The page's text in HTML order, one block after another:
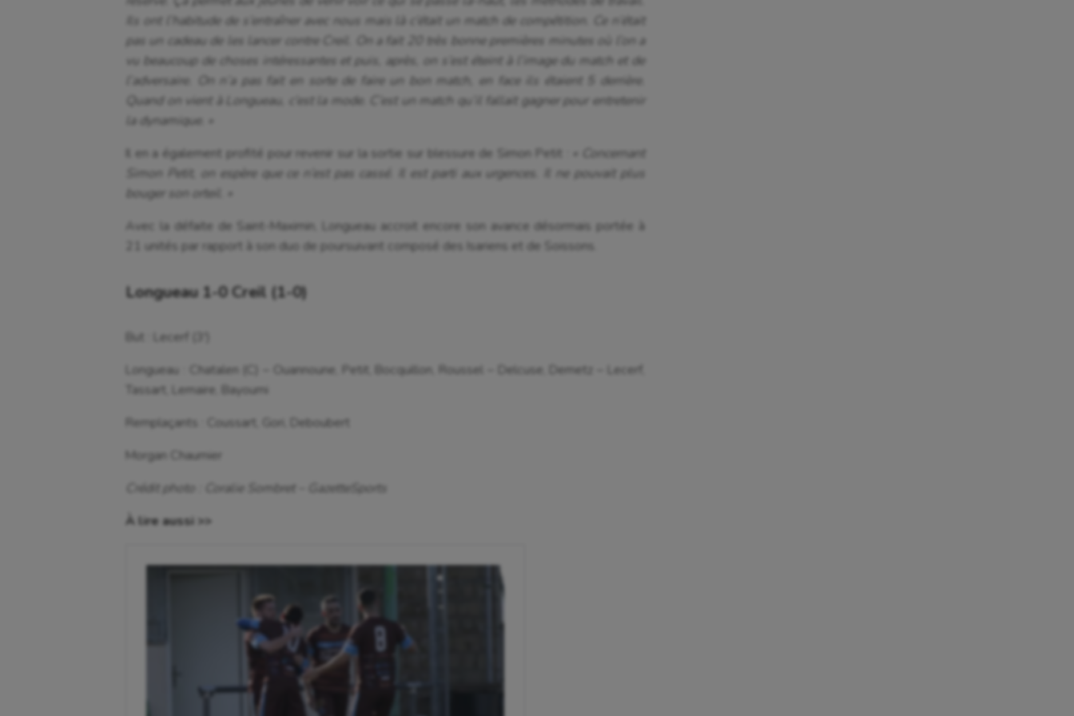
Ils ont l’habitude de s’entraîner avec nous mais là c’était un match de compétition. Ce n’était
pas un cadeau de les lancer contre Creil. On a fait 20 très bonne premières minutes où l’on a
vu beaucoup de choses intéressantes et puis, après, on s’est éteint à l’image du match et de
l’adversaire. On n’a pas fait en sorte de faire un bon match, en face ils étaient 5 derrière.
Quand on vient à Longueau, c’est la mode. C’est un match qu’il fallait gagner pour entretenir
la dynamique. »
Il en a également profité pour revenir sur la sortie sur blessure de Simon Petit :
« Concernant
Simon Petit, on espère que ce n’est pas cassé. Il est parti aux urgences. Il ne pouvait plus
bouger son orteil. »
Avec la défaite de Saint-Maximin, Longueau accroit encore son avance désormais portée à
21 unités par rapport à son duo de poursuivant composé des Isariens et de Soissons.
Longueau 1-0 Creil (1-0)
But : Lecerf (3′)
Longueau : Chatalen (C) – Ouannoune, Petit, Bocquillon, Roussel – Delcuse, Demetz – Lecerf,
Tassart, Lemaire, Bayoumi
Remplaçants : Coussart, Gori, Deboubert
Morgan Chaumier
Crédit photo : Coralie Sombret – GazetteSports
À lire aussi >>